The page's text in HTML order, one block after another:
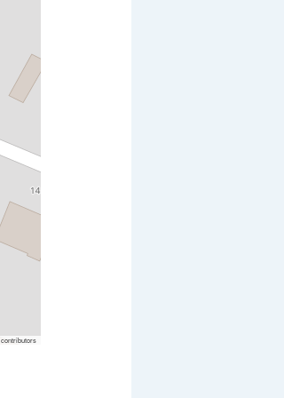
contributors